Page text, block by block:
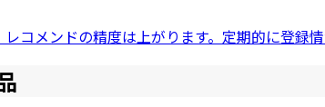
コメンドの精度は上がります。定期的に登録情